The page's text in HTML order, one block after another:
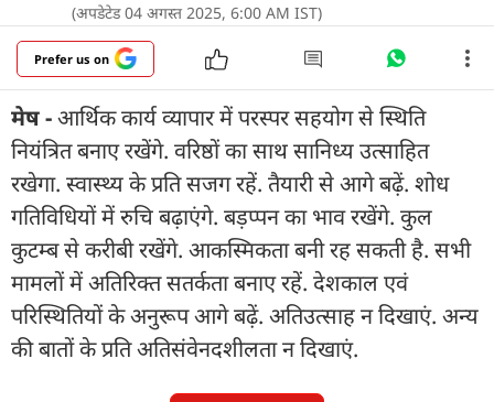
(अपडेटेड 04 अगस्त 2025, 6:00 AM IST)
Prefer us on
मेष -आर्थिक कार्य व्यापार में परस्पर सहयोग से स्थिति
नियंत्रित बनाए रखेंगे. वरिष्ठों का साथ सानिध्य उत्साहित
रखेगा. स्वास्थ्य के प्रति सजग रहें. तैयारी से आगे बढ़ें. शोध
गतिविधियों में रुचि बढ़ाएंगे. बड़प्पन का भाव रखेंगे. कुल
कुटम्ब से करीबी रखेंगे. आकस्मिकता बनी रह सकती है. सभी
मामलों में अतिरिक्त सतर्कता बनाए रहें. देशकाल एवं
परिस्थितियों के अनुरूप आगे बढ़ें. अतिउत्साह न दिखाएं. अन्य
की बातों के प्रति अतिसंवेनदशीलता न दिखाएं.